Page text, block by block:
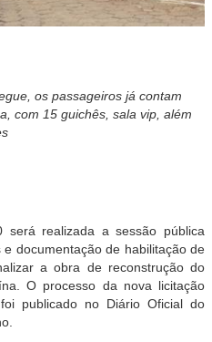
os passageiros já contam
com 15 guichês, sala vip, além
será realizada a sessão pública
documentação de habilitação de
a obra de reconstrução do
O processo da nova licitação
publicado no Diário Oficial do